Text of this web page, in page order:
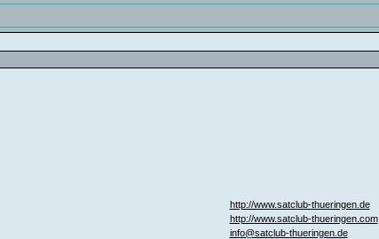
http://www.satclub-thueringen.de
http://www.satclub-thueringen.com
info@satclub-thueringen.de